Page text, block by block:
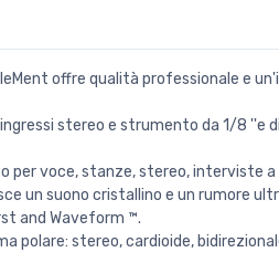
offre qualità professionale e
stereo e strumento da 1/8 ''e
per voce, stanze, stereo, interviste a
un suono cristallino e un rumore
and Waveform ™.
polare: stereo, cardioide,